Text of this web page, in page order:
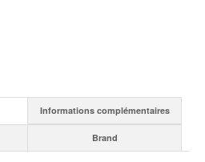
Informations complémentaires
Brand